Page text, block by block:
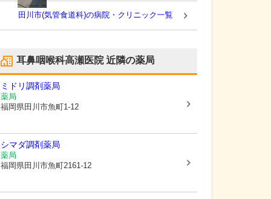
田川市(気管食道科)の病院・クリニック一覧
耳鼻咽喉科高瀬医院近隣の薬局
ミドリ調剤薬局
薬局
福岡県田川市魚町1-12
シマダ調剤薬局
薬局
福岡県田川市魚町2161-12